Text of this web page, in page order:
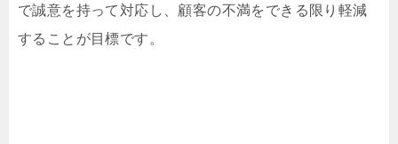
で誠意を持って対応し、顧客の不満をできる限り軽減
することが目標です。